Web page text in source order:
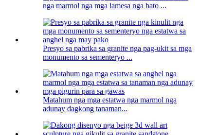
nga marmol nga mga lamesa nga bato ...
Presyo sa pabrika sa granite nga pag-ukit sa mga
monumento sa sementeryo ...
Matahum nga mga estatwa nga marmol nga
adunay dagkong tanaman...